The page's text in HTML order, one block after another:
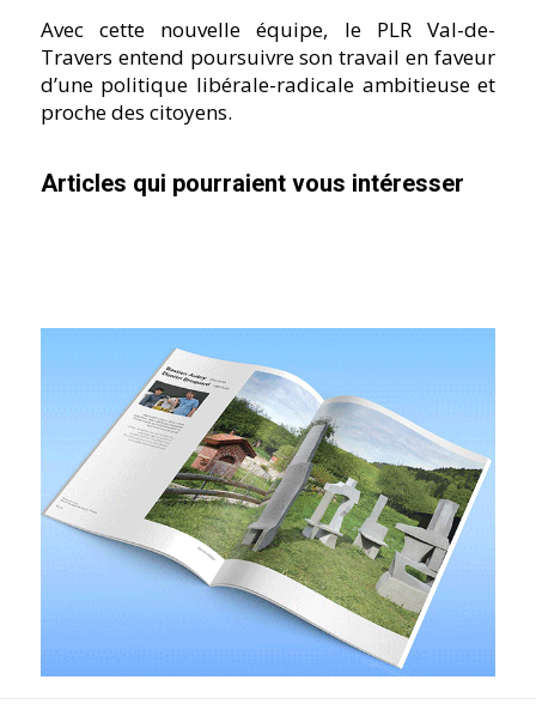
Avec cette nouvelle équipe, le PLR Val-de-
Travers entend poursuivre son travail en faveur
d’une politique libérale-radicale ambitieuse et
proche des citoyens.
Articles qui pourraient vous intéresser